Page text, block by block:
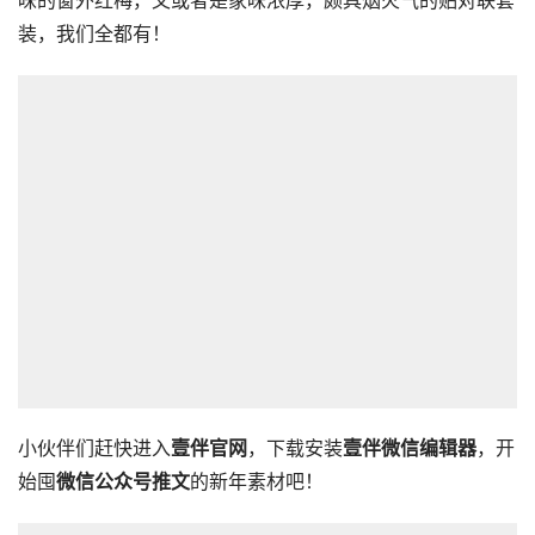
装，我们全都有！
小伙伴们赶快进入壹伴官网 ，下载安装壹伴微信编辑器，开
始囤微信公众号推文的新年素材吧！